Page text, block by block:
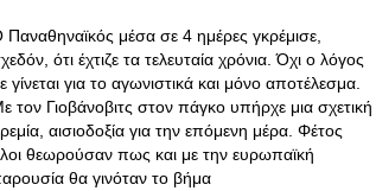
Παναθηναϊκός μέσα σε 4 ημέρες γκρέμισε,
ότι έχτιζε τα τελευταία χρόνια. Όχι ο λόγος
γίνεται για το αγωνιστικά και μόνο αποτέλεσμα.
τον Γιοβάνοβιτς στον πάγκο υπήρχε μια σχετική
αισιοδοξία για την επόμενη μέρα. Φέτος
θεωρούσαν πως και με την ευρωπαϊκή
θα γινόταν το βήμα